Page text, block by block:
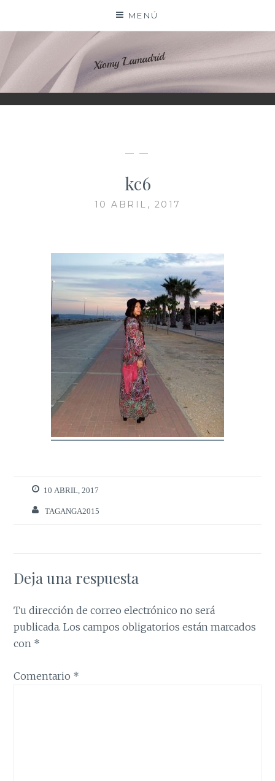
contenido
MENÚ
XIOMY LAMADRID
— —
kc6
10 ABRIL, 2017
10 ABRIL, 2017
TAGANGA2015
Deja una respuesta
Tu dirección de correo electrónico no será
publicada. Los campos obligatorios están marcados
con *
Comentario *